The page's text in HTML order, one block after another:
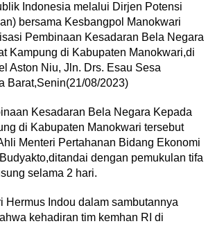
Indonesia melalui Dirjen Potensi
bersama Kesbangpol Manokwari
Pembinaan Kesadaran Bela Negara
Kampung di Kabupaten Manokwari,di
Aston Niu, Jln. Drs. Esau Sesa
Barat,Senin(21/08/2023)
Kesadaran Bela Negara Kepada
di Kabupaten Manokwari tersebut
Menteri Pertahanan Bidang Ekonomi
dengan pemukulan tifa
selama 2 hari.
Hermus Indou dalam sambutannya
kehadiran tim kemhan RI di